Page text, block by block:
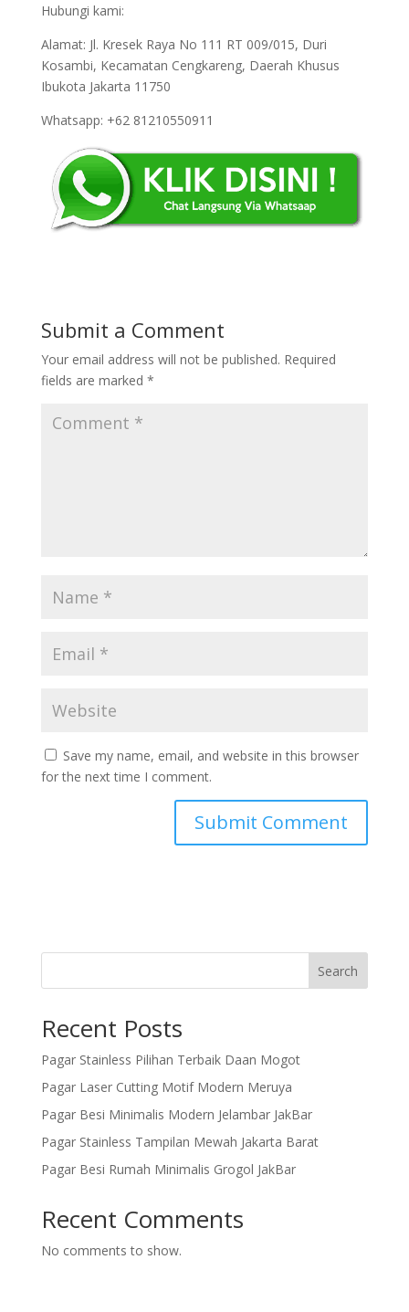
Hubungi kami:
Alamat: Jl. Kresek Raya No 111 RT 009/015, Duri
Kosambi, Kecamatan Cengkareng, Daerah Khusus
Ibukota Jakarta 11750
Whatsapp: +62 81210550911
Submit a Comment
Your email address will not be published. Required
fields are marked *
Save my name, email, and website in this browser
for the next time I comment.
Search
Recent Posts
Pagar Stainless Pilihan Terbaik Daan Mogot
Pagar Laser Cutting Motif Modern Meruya
Pagar Besi Minimalis Modern Jelambar JakBar
Pagar Stainless Tampilan Mewah Jakarta Barat
Pagar Besi Rumah Minimalis Grogol JakBar
Recent Comments
No comments to show.